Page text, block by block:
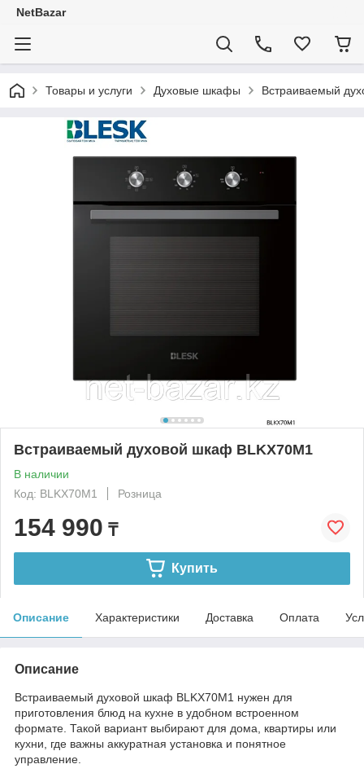
NetBazar
Товары и услуги Духовые шкафы Встраиваемый
Встраиваемый духовой шкаф BLKX70M1
В наличии
Код: BLKX70M1
Розница
154 990 ₸
Купить
Описание Характеристики Доставка Оплата
Описание
Встраиваемый духовой шкаф BLKX70M1 нужен для
приготовления блюд на кухне в удобном встроенном
формате. Такой вариант выбирают для дома, квартиры или
кухни, где важны аккуратная установка и понятное
управление.